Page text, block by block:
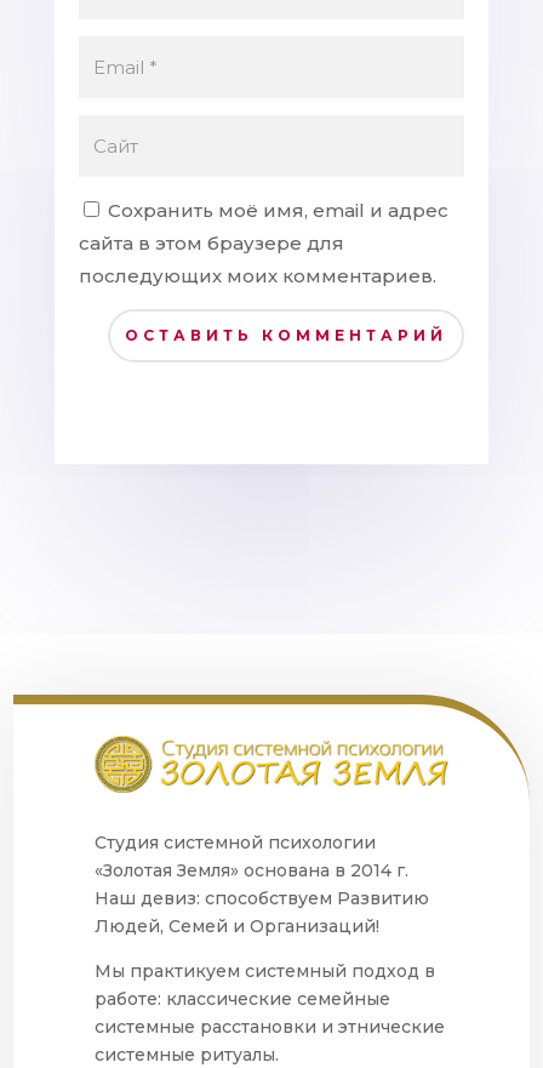
Сохранить моё имя, email и адрес
сайта в этом браузере для
последующих моих комментариев.
ОСТАВИТЬ КОММЕНТАРИЙ
Студия системной психологии
«Золотая Земля» основана в 2014 г.
Наш девиз: способствуем Развитию
Людей, Семей и Организаций!
Мы практикуем системный подход в
работе: классические семейные
системные расстановки и этнические
системные ритуалы.